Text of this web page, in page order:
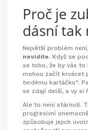
Proč je
dásní tak
Největší problém
nevidíte. Když se
se toho, že by vás to
mohou začít krvácet
tvrdému kartáčku“.
se zdají delší, a vy si
Ale to není stárnutí.
progresivní
způsobuje jejich